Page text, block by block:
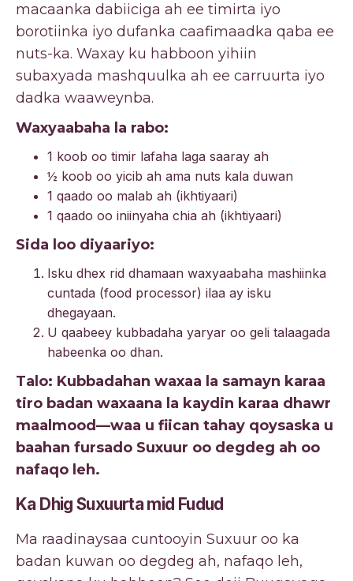
macaanka dabiiciga ah ee timirta iyo
borotiinka iyo dufanka caafimaadka qaba ee
nuts-ka. Waxay ku habboon yihiin
subaxyada mashquulka ah ee carruurta iyo
dadka waaweynba.
Waxyaabaha la rabo:
1 koob oo timir lafaha laga saaray ah
½ koob oo yicib ah ama nuts kala duwan
1 qaado oo malab ah (ikhtiyaari)
1 qaado oo iniinyaha chia ah (ikhtiyaari)
Sida loo diyaariyo:
Isku dhex rid dhamaan waxyaabaha mashiinka
cuntada (food processor) ilaa ay isku
dhegayaan.
U qaabeey kubbadaha yaryar oo geli talaagada
habeenka oo dhan.
Talo: Kubbadahan waxaa la samayn karaa
tiro badan waxaana la kaydin karaa dhawr
maalmood—waa u fiican tahay qoysaska u
baahan fursado Suxuur oo degdeg ah oo
nafaqo leh.
Ka Dhig Suxuurta mid Fudud
Ma raadinaysaa cuntooyin Suxuur oo ka
badan kuwan oo degdeg ah, nafaqo leh,